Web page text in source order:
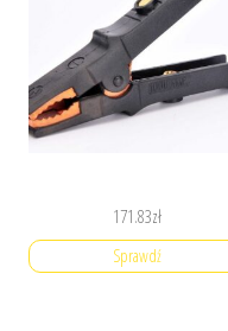
171.83zł
Sprawdź